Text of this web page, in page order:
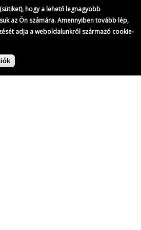
hogy a lehető legnagyobb
az Ön számára. Amennyiben tovább lép,
adja a weboldalunkról származó cookie-